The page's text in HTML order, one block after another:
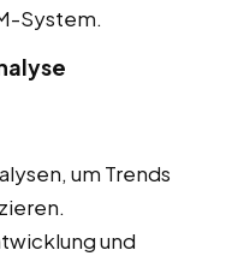
System.
um Trends
und